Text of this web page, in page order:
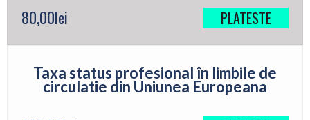
80,00lei PLATESTE
Taxa status profesional în limbile de
circulatie din Uniunea Europeana